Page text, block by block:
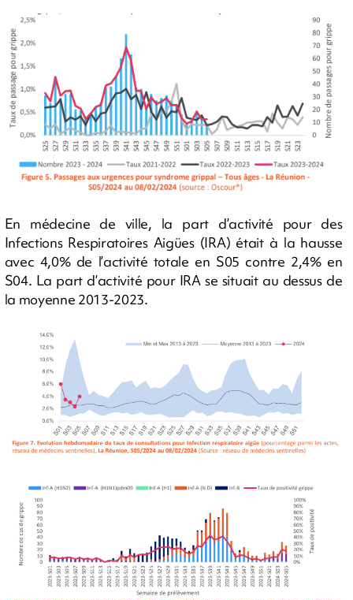
En médecine de ville, la part d’activité pour des
Infections Respiratoires Aigües (IRA) était à la hausse
avec 4,0% de l’activité totale en S05 contre 2,4% en
S04. La part d’activité pour IRA se situait au dessus de
la moyenne 2013-2023.